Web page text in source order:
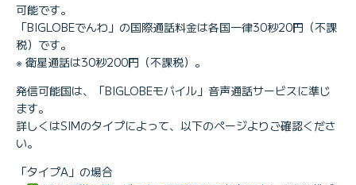
可能です。
「BIGLOBEでんわ」の国際通話料金は各国一律30秒20円（不課
税）です。
※ 衛星通話は30秒200円（不課税）。
発信可能国は、「BIGLOBEモバイル」音声通話サービスに準じ
ます。
詳しくはSIMのタイプによって、以下のページよりご確認くださ
い。
「タイプA」の場合